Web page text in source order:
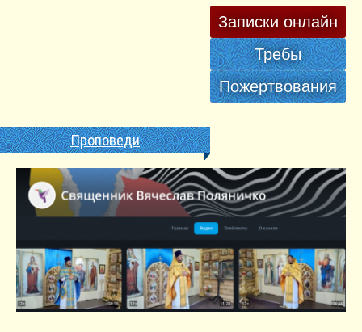
Записки онлайн
Требы
Пожертвования
Проповеди